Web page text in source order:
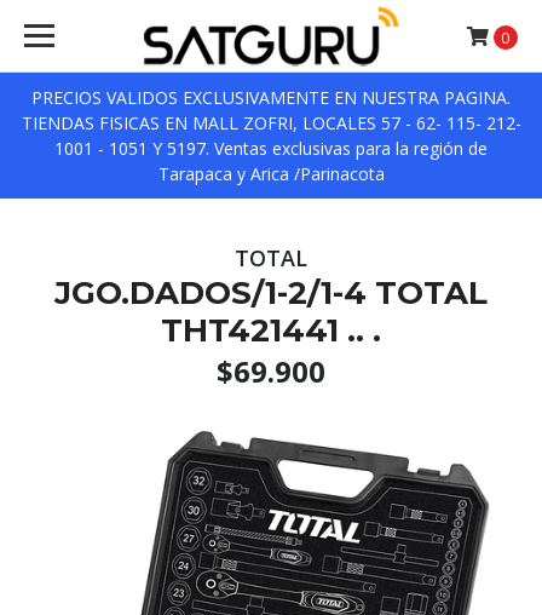
PRECIOS VALIDOS EXCLUSIVAMENTE EN NUESTRA PAGINA.
TIENDAS FISICAS EN MALL ZOFRI, LOCALES 57 - 62- 115- 212-
1001 - 1051 Y 5197. Ventas exclusivas para la región de
Tarapaca y Arica /Parinacota
0
TOTAL
JGO.DADOS/1-2/1-4 TOTAL
THT421441 .. .
$69.900